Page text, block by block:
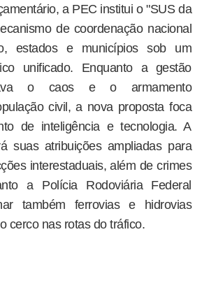
a PEC institui o "SUS da
de coordenação nacional
estados e municípios sob um
unificado. Enquanto a gestão
o caos e o armamento
civil, a nova proposta foca
de inteligência e tecnologia. A
suas atribuições ampliadas para
interestaduais, além de crimes
a Polícia Rodoviária Federal
também ferrovias e hidrovias
cerco nas rotas do tráfico.